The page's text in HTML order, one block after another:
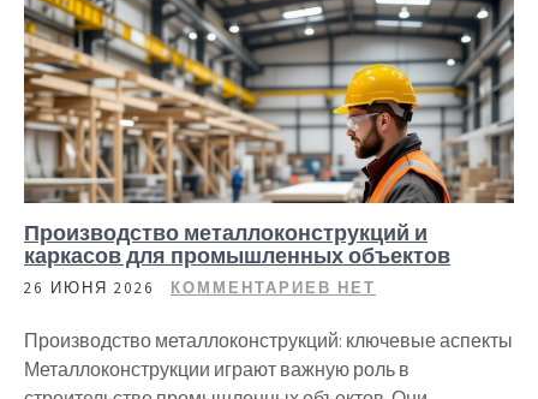
Производство металлоконструкций и
каркасов для промышленных объектов
26 ИЮНЯ 2026 КОММЕНТАРИЕВ НЕТ
Производство металлоконструкций: ключевые аспекты
Металлоконструкции играют важную роль в